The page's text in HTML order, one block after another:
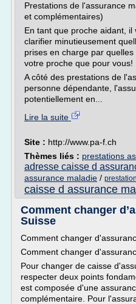
Prestations de l'assurance
et complémentaires)
En tant que proche aidant,
clarifier minutieusement
prises en charge par
votre proche que pour vous!
A côté des prestations de
personne dépendante,
potentiellement en...
Lire la suite
Site : http://www.pa-f.ch
Thèmes liés : prestations
adresse caisse d
assurance maladie /
caisse d assurance
Comment changer
Suisse
Comment changer
Comment changer
Pour changer de caisse
respecter deux points
est composée d'une
complémentaire. Pour